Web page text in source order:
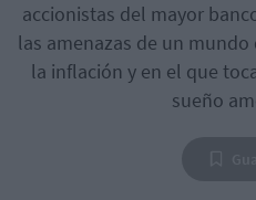
accionistas del mayor
las amenazas de un
la inflación y en el que
sueño